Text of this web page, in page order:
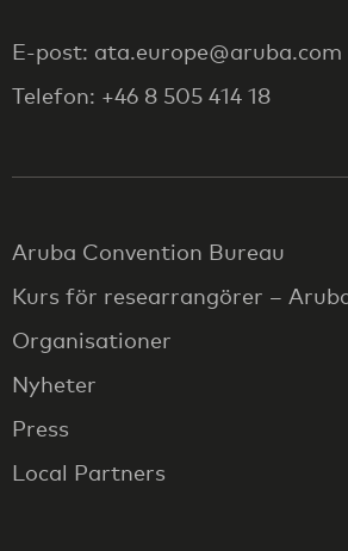
E-post: ata.europe@aruba.com
Telefon: +46 8 505 414 18
Aruba Convention Bureau
Kurs för researrangörer –
Organisationer
Nyheter
Press
Local Partners